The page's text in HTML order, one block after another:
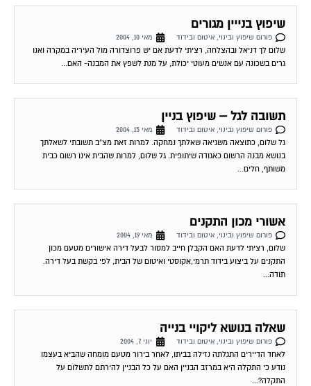
שיפוץ בנייין מגורים
פורום שיפוץ ובינוי, איטום ובידוד
שלום לך דניאל ובהצלחה, רציתי לדעת אם יש פרוצדורה מול העיריה במקרה ואנו
גרים בשכונה עם אנשים מעוטי יכולת, על מנת לשפץ את המבנה- האם...
תשובה לגל – שיפוץ בניין
פורום שיפוץ ובינוי, איטום ובידוד
גל שלום, כתוצאה משגיאה שאלתך נמחקה. למרות זאת מצ"ב תשובתי לשאלתך
בנושא מבנה הרשום כאגודה שיתופית. גל שלום, למרות שהבית אינו רשום כבית
משותף, חלים...
אשורי מכון התקנים
פורום שיפוץ ובינוי, איטום ובידוד
שלום, רציתי לדעת האם הקבלן חייב למסור לבעל דירה אישורים מטעם מכון
התקנים על ביצוע בידוד תרמי,אקוסטי ואיטום של הבית, לפי בקשת בעל דירה.
תודה...
שאלה בנושא ליקויי בנייה
פורום שיפוץ ובינוי, איטום ובידוד
לאחד הדיירים התגלתה נזילה בביתו, לאחר בירור מטעם מומחה שהביא בעצמו
נודע כי התקלה היא במרזב הבניין האם על כל הבניין להירתם לתשלום על
התקלה?...